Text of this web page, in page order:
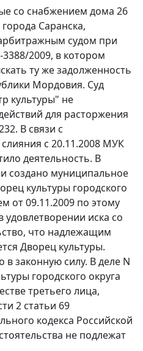
со снабжением дома 26
Саранска,
судом при
2009, в котором
ту же задолженность
Мордовия. Суд
культуры" не
для расторжения
В связи с
с 20.11.2008 МУК
деятельность. В
создано муниципальное
культуры городского
от 09.11.2009 по этому
иска со
что надлежащим
Дворец культуры.
законную силу. В деле N
городского округа
третьего лица,
2 статьи 69
кодекса Российской
не подлежат